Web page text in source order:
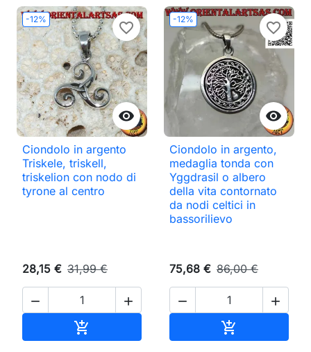
-12%

favorite_border
Ciondolo in argento
Triskele, triskell,
triskelion con nodo di
tyrone al centro
28,15 € 31,99 €
 

-12%

favorite_border
Ciondolo in argento,
medaglia tonda con
Yggdrasil o albero
della vita contornato
da nodi celtici in
bassorilievo
75,68 € 86,00 €
 
